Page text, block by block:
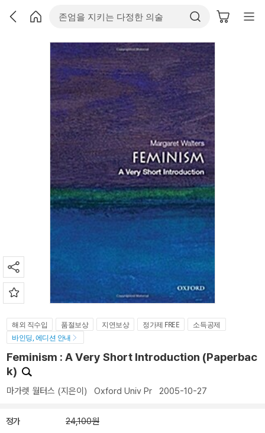
해외 직수입 품절보상 지연보상 정가제 FREE
소득공제
바인딩, 에디션 안내
Feminism : A Very Short Introduction (Paperbac
k)
마가렛 월터스 (지은이) Oxford Univ Pr 2005-10-27
정가 24,100원